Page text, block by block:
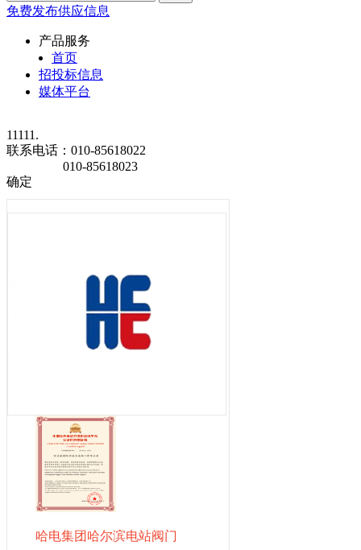
免费发布供应信息
产品服务
首页
招投标信息
媒体平台
11111.
联系电话： 010-85618022
010-85618023
确定
哈电集团哈尔滨电站阀门